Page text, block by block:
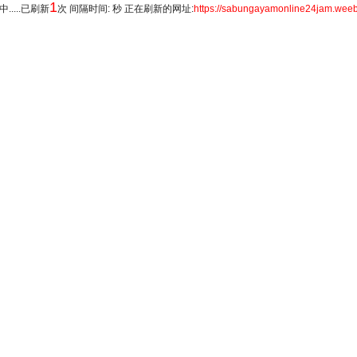
.....已刷新1次 间隔时间: 秒 正在刷新的网址:https://